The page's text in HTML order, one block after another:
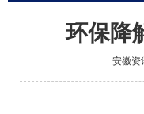
环保降
安徽资